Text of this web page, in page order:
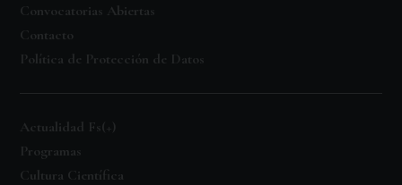
Convocatorias Abiertas
Contacto
Política de Protección de Datos
Actualidad Fs(+)
Programas
Cultura Científica